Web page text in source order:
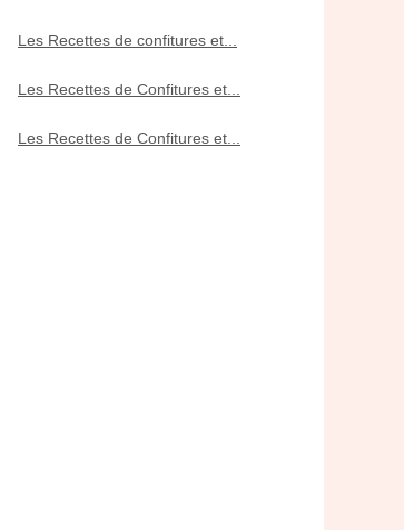
Les Recettes de confitures et...
Les Recettes de Confitures et...
Les Recettes de Confitures et...